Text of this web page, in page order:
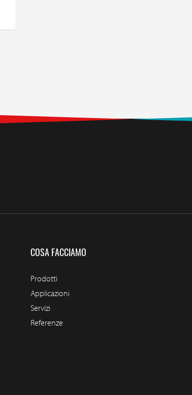
COSA FACCIAMO
Prodotti
Applicazioni
Servizi
Referenze